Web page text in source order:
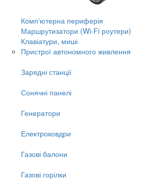
Комп'ютерна периферія
Маршрутизатори (Wi-Fi роутери)
Клавіатури, миші
Пристрої автономного живлення
Зарядні станції
Сонячні панелі
Генератори
Електроковдри
Газові балони
Газові горілки